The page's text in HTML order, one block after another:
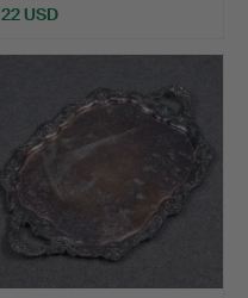
22 USD